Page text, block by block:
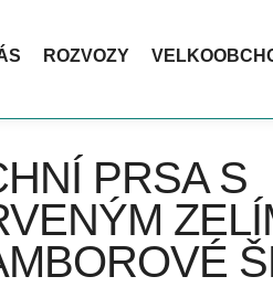
i cestování. Akce platí do
ROZVOZY
PRSA S